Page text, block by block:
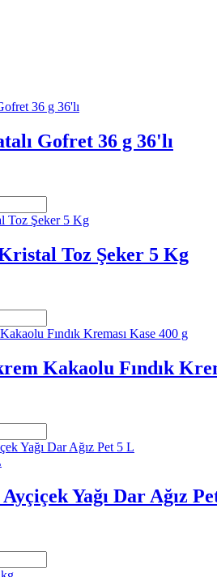
Gofret 36 g 36'lı
Toz Şeker 5 Kg
Kakaolu Fındık
Yağı Dar Ağız